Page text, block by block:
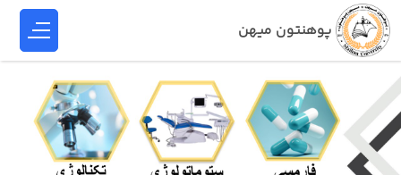
پوهنتون میهن